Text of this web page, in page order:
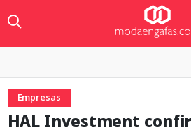
Empresas
HAL Investment